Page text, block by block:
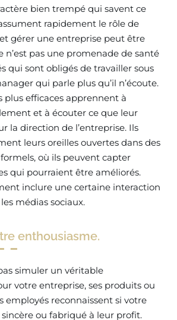
bien trempé qui savent ce
rapidement le rôle de
gérer une entreprise peut être
n’est pas une promenade de santé
qui sont obligés de travailler sous
qui parle plus qu’il n’écoute.
plus efficaces apprennent à
et à écouter ce que leur
la direction de l’entreprise. Ils
leurs oreilles ouvertes dans des
où ils peuvent capter
qui pourraient être améliorés.
inclure une certaine interaction
médias sociaux.
enthousiasme.
simuler un véritable
votre entreprise, ses produits ou
employés reconnaissent si votre
ou fabriqué à leur profit.